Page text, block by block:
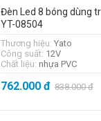
Đèn Led 8 bóng dùng
YT-08504
Thương hiệu: Yato
Công suất: 12V
Chất liệu: nhựa PVC
762.000đ 838.000đ